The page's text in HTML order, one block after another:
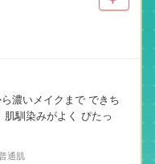
濃いメイクまで できち
肌馴染みがよく ぴたっ
通肌